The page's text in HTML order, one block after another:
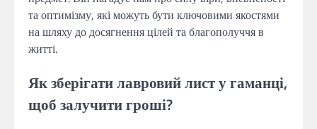
та оптимізму, які можуть бути ключовими якостями
на шляху до досягнення цілей та благополуччя в
житті.
Як зберігати лавровий лист у гаманці,
щоб залучити гроші?